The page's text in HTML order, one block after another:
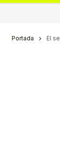
Portada El